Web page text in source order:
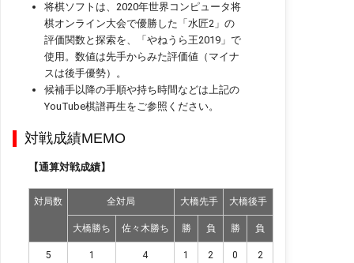
将棋ソフトは、2020年世界コンピュータ将
棋オンライン大会で優勝した「水匠2」の
評価関数と探索を、「やねうら王2019」で
使用。数値は先手からみた評価値（マイナ
スは後手優勢）。
候補手以降の手順や持ち時間などは上記の
YouTube棋譜再生をご参照ください。
対戦成績MEMO
【通算対戦成績】
対局数 全対局 大橋先手 大橋後手
大橋勝ち 佐々木勝ち 勝 負 勝 負
5 1 4 1 2 0 2